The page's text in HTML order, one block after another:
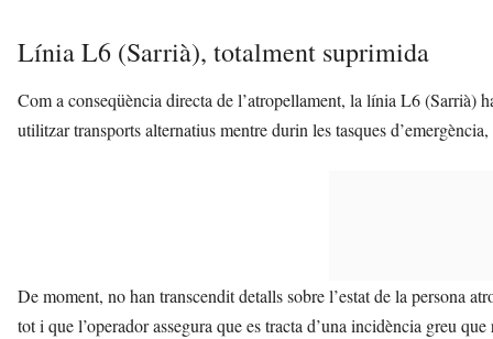
Línia L6 (Sarrià), totalment suprimida
Com a conseqüència directa de l’atropellament, la línia L6 (Sarrià)
utilitzar transports alternatius mentre durin les tasques
De moment, no han transcendit detalls sobre l’estat de la persona
tot i que l’operador assegura que es tracta d’una incidència greu